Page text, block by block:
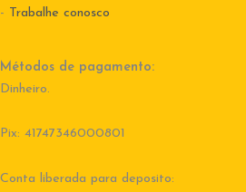
- Trabalhe conosco
Métodos de pagamento:
Dinheiro.
Pix: 41747346000801
Conta liberada para deposito: